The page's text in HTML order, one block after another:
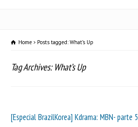
Home Posts tagged: What’s Up
Tag Archives: What’s Up
[Especial BrazilKorea] Kdrama: MBN- parte 5